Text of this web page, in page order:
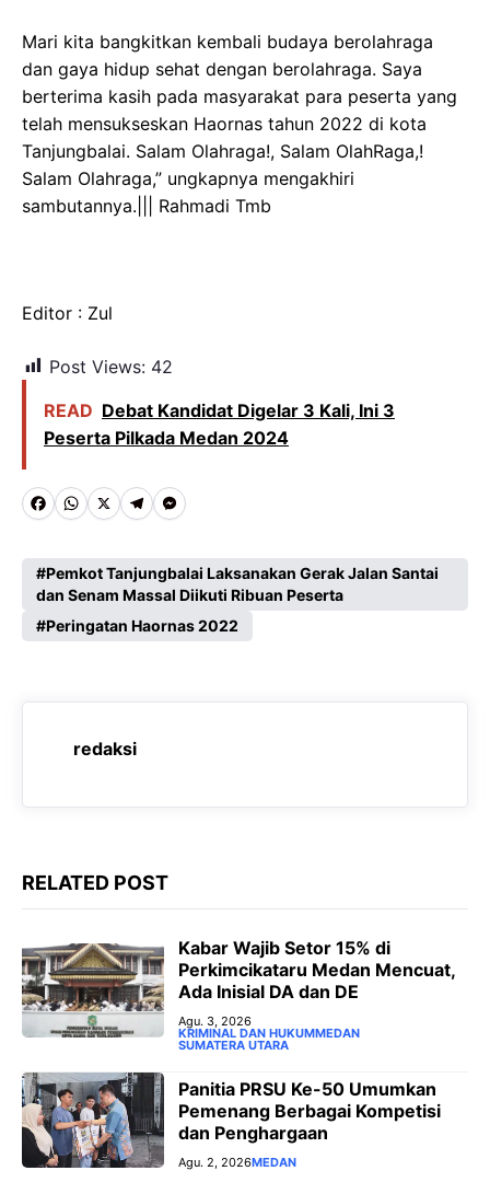
Mari kita bangkitkan kembali budaya berolahraga
dan gaya hidup sehat dengan berolahraga. Saya
berterima kasih pada masyarakat para peserta yang
telah mensukseskan Haornas tahun 2022 di kota
Tanjungbalai. Salam Olahraga!, Salam OlahRaga,!
Salam Olahraga,” ungkapnya mengakhiri
sambutannya.||| Rahmadi Tmb
Editor : Zul
Post Views: 42
READ Debat Kandidat Digelar 3 Kali, Ini 3
Peserta Pilkada Medan 2024
F
c
e
b
W
a
t
s
p
X T
l
e
g
m
M
s
s
e
Pemkot Tanjungbalai Laksanakan Gerak Jalan Santai
dan Senam Massal Diikuti Ribuan Peserta
Peringatan Haornas 2022
redaksi
RELATED POST
‎Kabar Wajib Setor 15% di
Perkimcikataru Medan Mencuat,
Ada Inisial DA dan DE
Agu. 3, 2026
KRIMINAL DAN HUKUMMEDAN
SUMATERA UTARA
Panitia PRSU Ke-50 Umumkan
Pemenang Berbagai Kompetisi
dan Penghargaan
Agu. 2, 2026MEDAN